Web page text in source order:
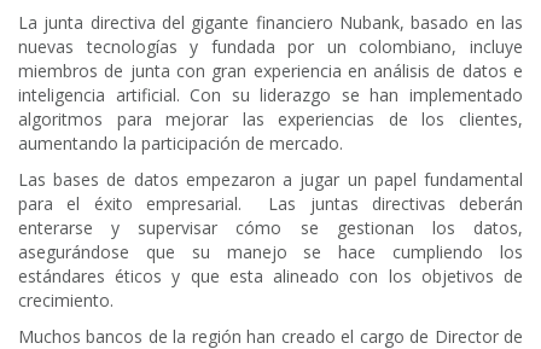
La junta directiva del gigante financiero Nubank, basado en las
nuevas tecnologías y fundada por un colombiano, incluye
miembros de junta con gran experiencia en análisis de datos e
inteligencia artificial. Con su liderazgo se han implementado
algoritmos para mejorar las experiencias de los clientes,
aumentando la participación de mercado.
Las bases de datos empezaron a jugar un papel fundamental
para el éxito empresarial. Las juntas directivas deberán
enterarse y supervisar cómo se gestionan los datos,
asegurándose que su manejo se hace cumpliendo los
estándares éticos y que esta alineado con los objetivos de
crecimiento.
Muchos bancos de la región han creado el cargo de Director de